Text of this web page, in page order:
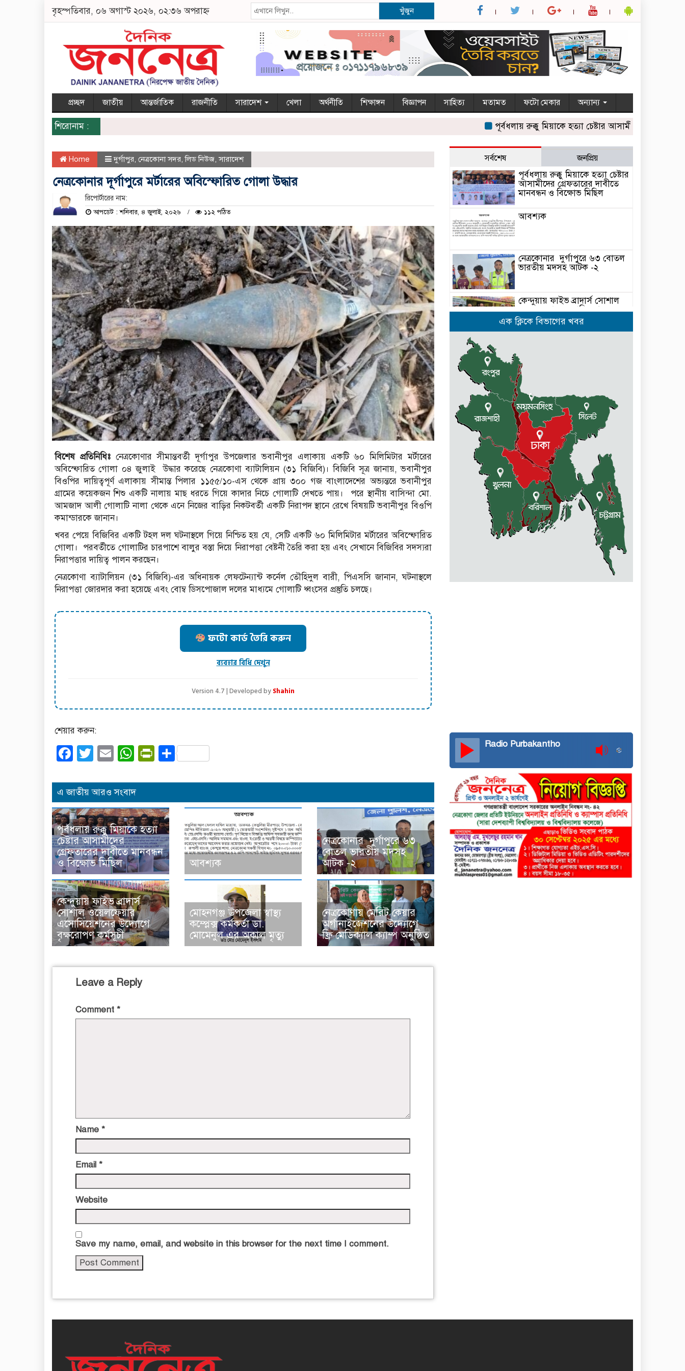
বৃহস্পতিবার, ০৬ অগাস্ট ২০২৬, ০২:৩৬ অপরাহ্ন খুঁজুন
প্রচ্ছদ জাতীয় আন্তর্জাতিক রাজনীতি সারাদেশ খেলা অর্থনীতি শিক্ষাঙ্গন বিজ্ঞাপন সাহিত্য মতামত ফটো মেকার অন্যান্য
শিরোনাম : পূর্বধলায় রুক্কু মিয়াকে হত্যা চেষ্টার আসামীদের গ্রেফতারের
Home দুর্গাপুর নেত্রকোনা সদর ,লিড নিউজ ,সারাদেশ
নেত্রকোনার দূর্গাপুরে মর্টারের অবিস্ফোরিত গোলা উদ্ধার
রিপোর্টারের নাম:
আপডেট : শনিবার, ৪ জুলাই, ২০২৬ ১১২ পঠিত
বিশেষ প্রতিনিধিঃ নেত্রকোণার সীমান্তবর্তী দূর্গাপুর উপজেলার ভবানীপুর এলাকায় একটি ৬০ মিলিমিটার মর্টারের
অবিস্ফোরিত গোলা ০৪ জুলাই উদ্ধার করেছে নেত্রকোণা ব্যাটালিয়ন (৩১ বিজিবি)। বিজিবি সূত্র জানায়, ভবানীপুর
বিওপির দায়িত্বপূর্ণ এলাকায় সীমান্ত পিলার ১১৫৫/১০-এস থেকে প্রায় ৩০০ গজ বাংলাদেশের অভ্যন্তরে ভবানীপুর
গ্রামের কয়েকজন শিশু একটি নালায় মাছ ধরতে গিয়ে কাদার নিচে গোলাটি দেখতে পায়। পরে স্থানীয় বাসিন্দা মো.
আমজাদ আলী গোলাটি নালা থেকে এনে নিজের বাড়ির নিকটবর্তী একটি নিরাপদ স্থানে রেখে বিষয়টি ভবানীপুর বিওপি
কমান্ডারকে জানান।
খবর পেয়ে বিজিবির একটি টহল দল ঘটনাস্থলে গিয়ে নিশ্চিত হয় যে, সেটি একটি ৬০ মিলিমিটার মর্টারের অবিস্ফোরিত
গোলা। পরবর্তীতে গোলাটির চারপাশে বালুর বস্তা দিয়ে নিরাপত্তা বেষ্টনী তৈরি করা হয় এবং সেখানে বিজিবির সদস্যরা
নিরাপত্তার দায়িত্ব পালন করছেন।
নেত্রকোণা ব্যাটালিয়ন (৩১ বিজিবি)-এর অধিনায়ক লেফটেন্যান্ট কর্নেল তৌহিদুল বারী, পিএসসি জানান, ঘটনাস্থলে
নিরাপত্তা জোরদার করা হয়েছে এবং বোম্ব ডিসপোজাল দলের মাধ্যমে গোলাটি ধ্বংসের প্রস্তুতি চলছে।
ফটো কার্ড তৈরি করুন
ব্যবহার বিধি দেখুন
Version 4.7 | Developed byShahin
শেয়ার করুন:
Facebook
Twitter
EmailWhatsApp
PrintFriendly
Share
এ জাতীয় আরও সংবাদ
পূর্বধলায় রুক্কু মিয়াকে হত্যা
চেষ্টার আসামীদের
গ্রেফতারের দাবীতে মানবন্ধন
ও বিক্ষোভ মিছিল
আবশ্যক
নেত্রকোনার দুর্গাপুরে ৬৩
বোতল ভারতীয় মদসহ
আটক -২
কেন্দুয়ায় ফাইভ ব্রাদার্স
সোশাল ওয়েলফেয়ার
এসোসিয়েশনের উদ্যোগে
বৃক্ষরোপণ কর্মসূচী
মোহনগঞ্জ উপজেলা স্বাস্থ্য
কম্প্লেক্স কর্মকর্তা ডা.
মোমেনুল এর অকাল মৃত্যু
নেত্রকোণায় মেরিট কেয়ার
অর্গানাইজেশনের উদ্যোগে
ফ্রি মেডিক্যাল ক্যাম্প অনুষ্ঠিত
Leave a Reply
Comment *
Name *
Email *
Website
Save my name, email, and website in this browser for the next time I comment.
সর্বশেষ জনপ্রিয়
পূর্বধলায় রুক্কু মিয়াকে হত্যা চেষ্টার
আসামীদের গ্রেফতারের দাবীতে
মানবন্ধন ও বিক্ষোভ মিছিল
আবশ্যক
নেত্রকোনার দুর্গাপুরে ৬৩ বোতল
ভারতীয় মদসহ আটক -২
কেন্দুয়ায় ফাইভ ব্রাদার্স সোশাল
ওয়েলফেয়ার এসোসিয়েশনের
উদ্যোগে বৃক্ষরোপণ কর্মসূচী
মৃত্যু
নেত্রকোণায় মেরিট কেয়ার
অর্গানাইজেশনের উদ্যোগে ফ্রি
মেডিক্যাল ক্যাম্প অনুষ্ঠিত
মোহনগঞ্জ স্বাস্থ্য কমপ্লেক্সের ১২ জন
ডাক্তারকে কৈফিয়ত তলব
বারহাট্টায় ৪৫টি ভারতীয় টায়ার
জব্দ, গ্রেফতার ১
মোহনগঞ্জ স্বাস্থ্য কমপ্লেক্সের
আউটডোর বন্ধ ॥ ৭ ডাক্তারকে
এক ক্লিকে বিভাগের খবর
Radio Purbakantho